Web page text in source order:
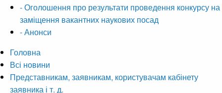
- Оголошення про результати проведення конкурсу на
заміщення вакантних наукових посад
- Анонси
Головна
Всі новини
Представникам, заявникам, користувачам кабінету
заявника і т. д.